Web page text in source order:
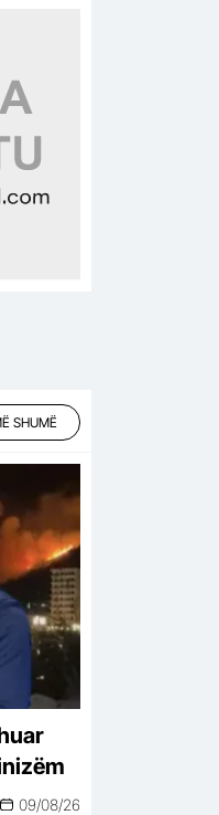
SHUMË
09/08/26